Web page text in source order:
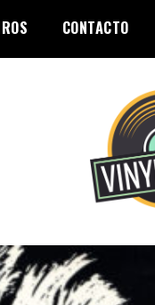
CONTACTO